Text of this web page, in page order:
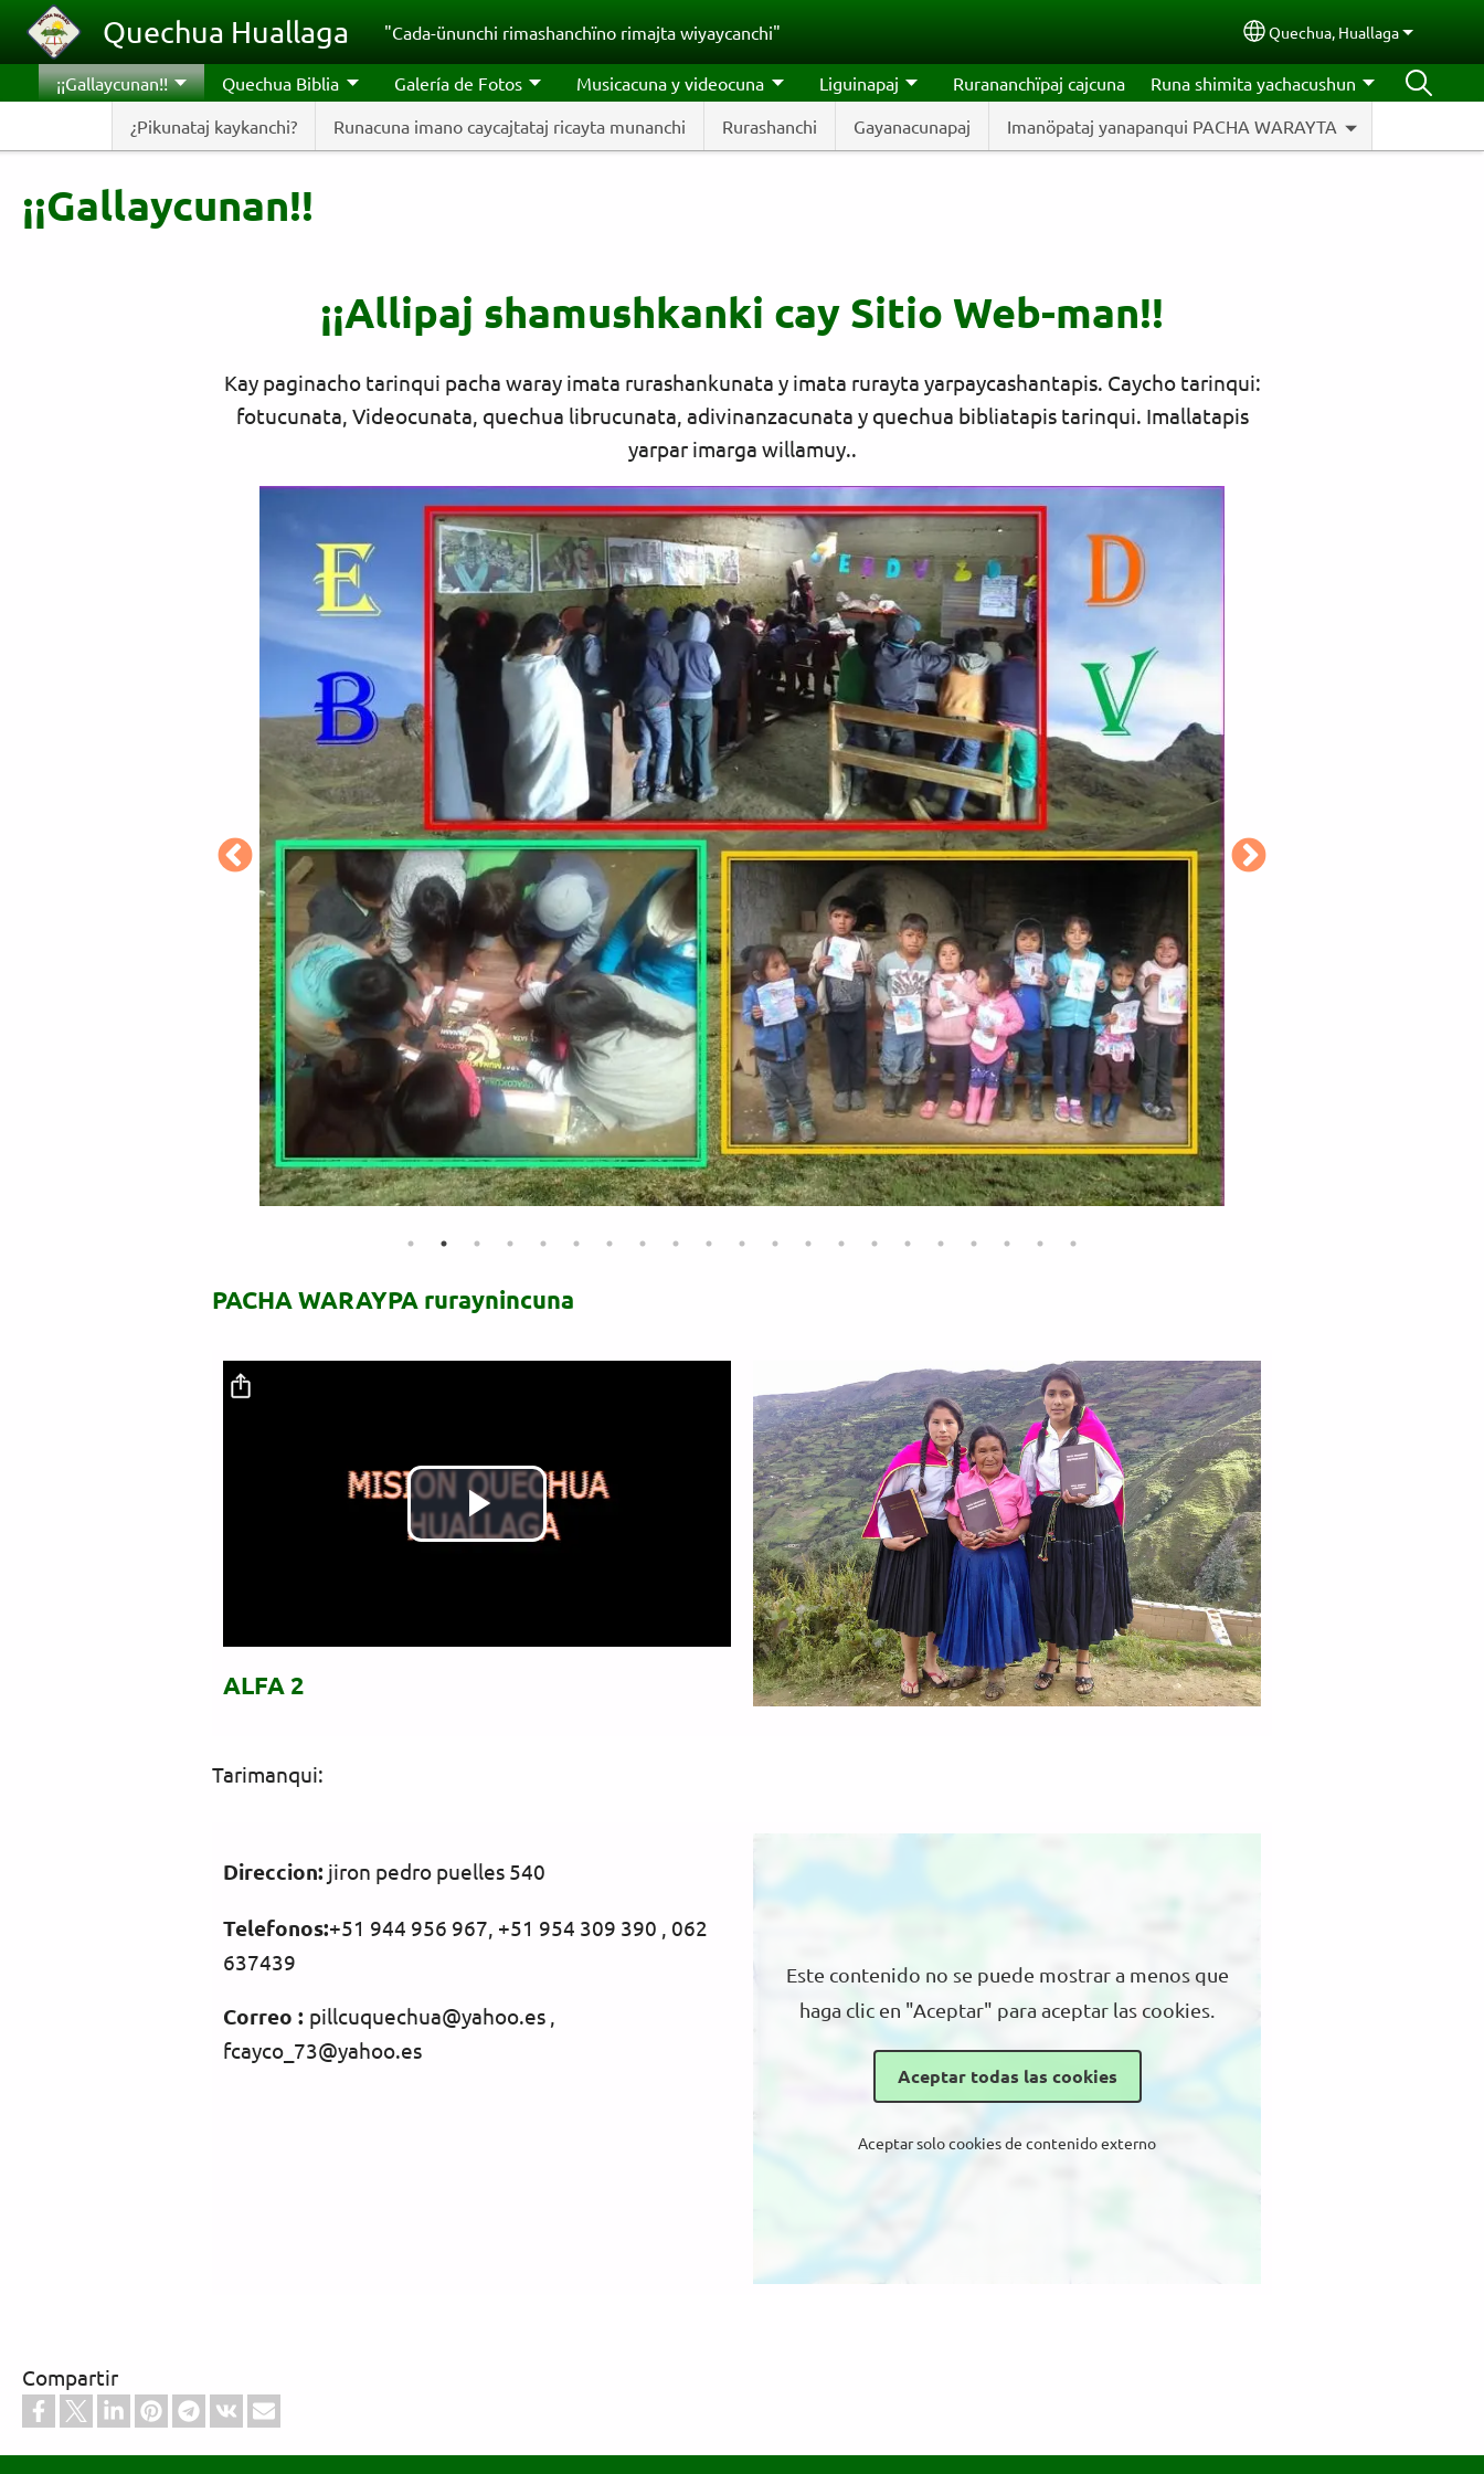
Pasar al contenido principal
Quechua Huallaga "Cada-ünunchi rimashanchïno rimajta wiyaycanchi" Select your language
Quechua, Huallaga
¡¡Gallaycunan!!
¿Pikunataj kaykanchi?
Runacuna imano caycajtataj ricayta munanchi Rurashanchi Gayanacunapaj Imanöpataj yanapanqui PACHA WARAYTA
Quechua Biblia Galería de Fotos Musicacuna y videocuna Liguinapaj Rurananchïpaj cajcuna Runa shimita yachacushun
¡¡Gallaycunan!!
¡¡Allipaj shamushkanki cay Sitio Web-man!!
Kay paginacho tarinqui pacha waray imata rurashankunata y imata rurayta yarpaycashantapis. Caycho tarinqui:
fotucunata, Videocunata, quechua librucunata, adivinanzacunata y quechua bibliatapis tarinqui. Imallatapis
yarpar imarga willamuy..
PACHA WARAYPA ruraynincuna
Archivo de vídeo
Reproducir
ALFA 2
Tarimanqui:
Direccion: jiron pedro puelles 540
Telefonos:+51 944 956 967, +51 954 309 390 , 062
637439
Correo : pillcuquechua@yahoo.es ,
fcayco_73@yahoo.es
Este contenido no se puede mostrar a menos que
haga clic en "Aceptar" para aceptar las cookies.
Aceptar todas las cookies
Aceptar solo cookies de contenido externo
Compartir